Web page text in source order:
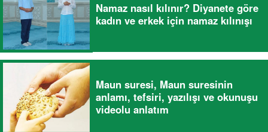
Namaz nasıl kılınır? Diyanete göre
kadın ve erkek için namaz kılınışı
Maun suresi, Maun suresinin
anlamı, tefsiri, yazılışı ve okunuşu
videolu anlatım